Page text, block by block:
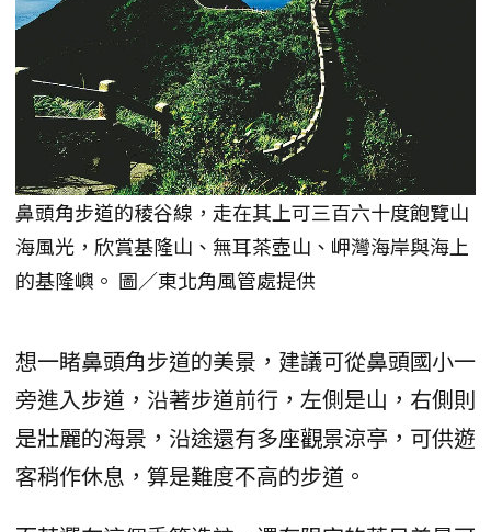
鼻頭角步道的稜谷線，走在其上可三百六十度飽覽山
海風光，欣賞基隆山、無耳茶壺山、岬灣海岸與海上
的基隆嶼。 圖／東北角風管處提供
想一睹鼻頭角步道的美景，建議可從鼻頭國小一
旁進入步道，沿著步道前行，左側是山，右側則
是壯麗的海景，沿途還有多座觀景涼亭，可供遊
客稍作休息，算是難度不高的步道。